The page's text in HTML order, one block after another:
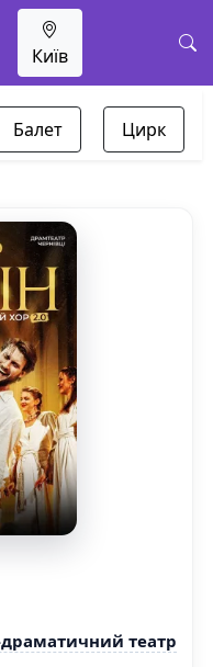
Київ
Балет Цирк
театр